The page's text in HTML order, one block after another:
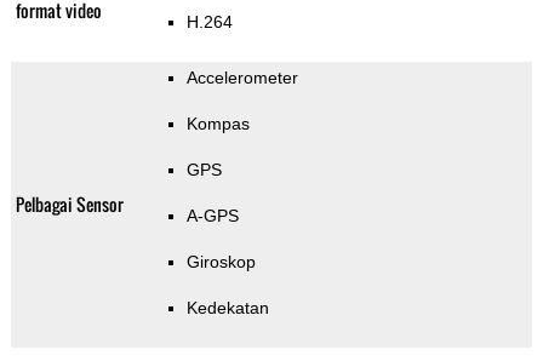
format video H.264
Pelbagai Sensor
Accelerometer
Kompas
GPS
A-GPS
Giroskop
Kedekatan